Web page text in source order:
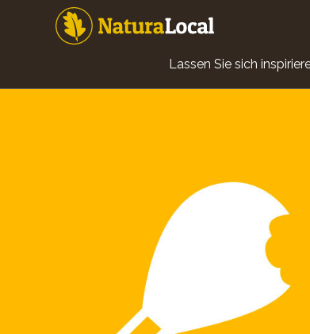
Main
navigation
Lassen Sie sich